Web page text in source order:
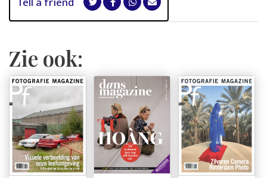
Zie ook: